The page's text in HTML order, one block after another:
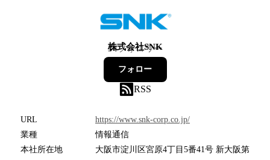
株式会社SNK
34フォロワー
フォロー
RSS
URL
https://www.snk-corp.co.jp/
業種
情報通信
本社所在地
大阪市淀川区宮原4丁目5番41号 新大阪第